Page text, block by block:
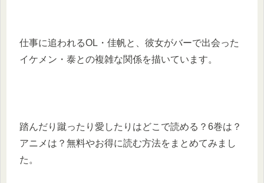
​仕事に追われるOL・佳帆と、彼女がバーで出会った
イケメン・泰との複雑な関係を描いています。​
踏んだり蹴ったり愛したりはどこで読める？6巻は？
アニメは？無料やお得に読む方法をまとめてみまし
た。